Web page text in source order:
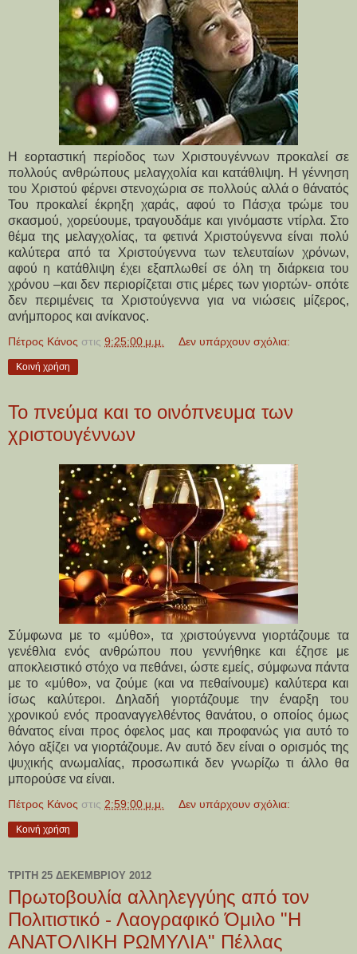
Η εορταστική περίοδος των Χριστουγέννων προκαλεί σε
πολλούς ανθρώπους μελαγχολία και κατάθλιψη. Η γέννηση
του Χριστού φέρνει στενοχώρια σε πολλούς αλλά ο θάνατός
Του προκαλεί έκρηξη χαράς, αφού το Πάσχα τρώμε του
σκασμού, χορεύουμε, τραγουδάμε και γινόμαστε ντίρλα. Στο
θέμα της μελαγχολίας, τα φετινά Χριστούγεννα είναι πολύ
καλύτερα από τα Χριστούγεννα των τελευταίων χρόνων,
αφού η κατάθλιψη έχει εξαπλωθεί σε όλη τη διάρκεια του
χρόνου –και δεν περιορίζεται στις μέρες των γιορτών- οπότε
δεν περιμένεις τα Χριστούγεννα για να νιώσεις μίζερος,
ανήμπορος και ανίκανος.
Πέτρος Κάνος στις 9:25:00 μ.μ. Δεν υπάρχουν σχόλια:
Κοινή χρήση
Το πνεύμα και το οινόπνευμα των
χριστουγέννων
Σύμφωνα με το «μύθο», τα χριστούγεννα γιορτάζουμε τα
γενέθλια ενός ανθρώπου που γεννήθηκε και έζησε με
αποκλειστικό στόχο να πεθάνει, ώστε εμείς, σύμφωνα πάντα
με το «μύθο», να ζούμε (και να πεθαίνουμε) καλύτερα και
ίσως καλύτεροι. Δηλαδή γιορτάζουμε την έναρξη του
χρονικού ενός προαναγγελθέντος θανάτου, ο οποίος όμως
θάνατος είναι προς όφελος μας και προφανώς για αυτό το
λόγο αξίζει να γιορτάζουμε. Αν αυτό δεν είναι ο ορισμός της
ψυχικής ανωμαλίας, προσωπικά δεν γνωρίζω τι άλλο θα
μπορούσε να είναι.
Πέτρος Κάνος στις 2:59:00 μ.μ. Δεν υπάρχουν σχόλια:
Κοινή χρήση
ΤΡΊΤΗ 25 ΔΕΚΕΜΒΡΊΟΥ 2012
Πρωτοβουλία αλληλεγγύης από τον
Πολιτιστικό - Λαογραφικό Όμιλο "Η
ΑΝΑΤΟΛΙΚΗ ΡΩΜΥΛΙΑ" Πέλλας